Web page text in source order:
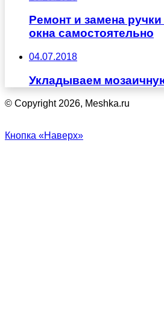
Ремонт и замена ручки
окна самостоятельно
04.07.2018
Укладываем
© Copyright 2026, Meshka.ru
Кнопка «Наверх»